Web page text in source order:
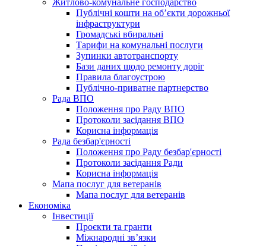
Житлово-комунальне господарство
Публічні кошти на об’єкти дорожньої
інфраструктури
Громадські вбиральні
Тарифи на комунальні послуги
Зупинки автотранспорту
Бази даних щодо ремонту доріг
Правила благоустрою
Публічно-приватне партнерство
Рада ВПО
Положення про Раду ВПО
Протоколи засідання ВПО
Корисна інформація
Рада безбар'єрності
Положення про Раду безбар'єрності
Протоколи засідання Ради
Корисна інформація
Мапа послуг для ветеранів
Мапа послуг для ветеранів
Економіка
Інвестиції
Проєкти та гранти
Міжнародні зв’язки